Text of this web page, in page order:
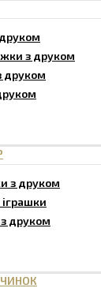
з друком
друком
з друком
іграшки
друком